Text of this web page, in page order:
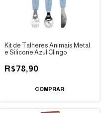
Kit de Talheres Animais Metal
e Silicone Azul Clingo
R$78,90